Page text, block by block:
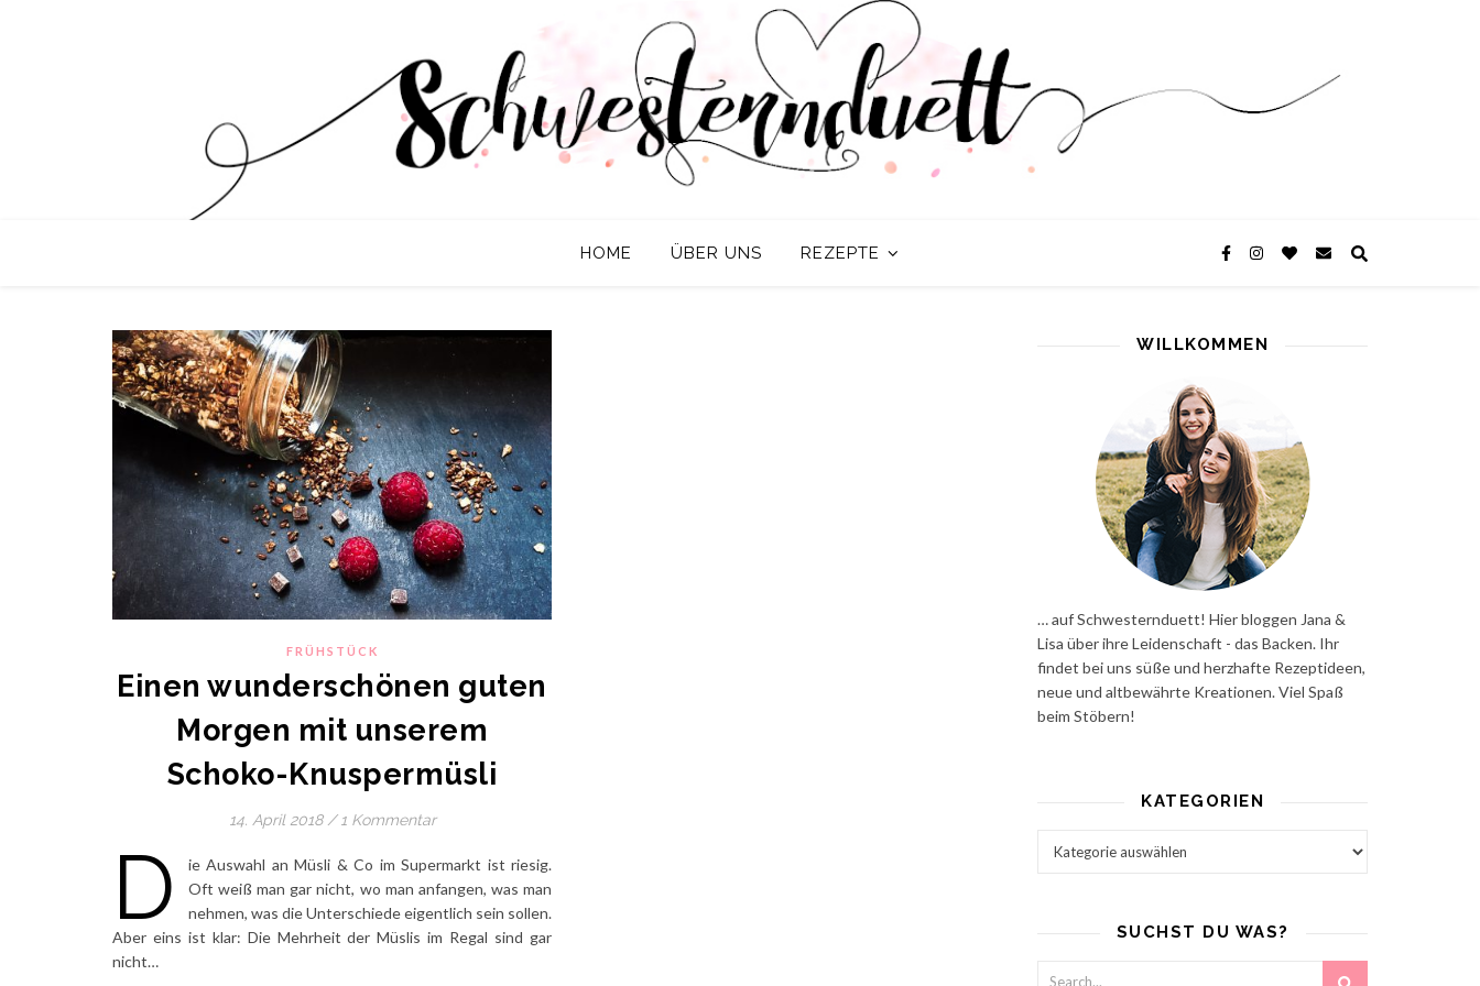
HOME ÜBER UNS REZEPTE
FRÜHSTÜCK
Einen wunderschönen guten
Morgen mit unserem
Schoko-Knuspermüsli
14. April 2018 / 1 Kommentar
D
ie Auswahl an Müsli & Co im Supermarkt ist riesig.
Oft weiß man gar nicht, wo man anfangen, was man
nehmen, was die Unterschiede eigentlich sein sollen.
Aber eins ist klar: Die Mehrheit der Müslis im Regal sind gar
nicht…
WILLKOMMEN
… auf Schwesternduett! Hier bloggen Jana &
Lisa über ihre Leidenschaft - das Backen. Ihr
findet bei uns süße und herzhafte Rezeptideen,
neue und altbewährte Kreationen. Viel Spaß
beim Stöbern!
KATEGORIEN
SUCHST DU WAS?